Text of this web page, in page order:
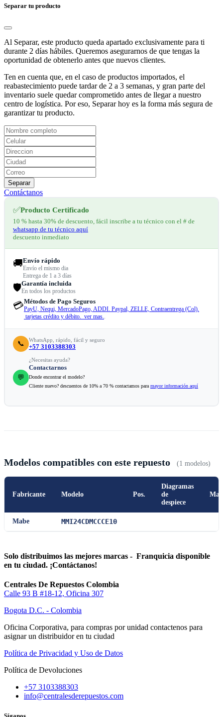
Separar tu producto
Al Separar, este producto queda apartado exclusivamente para ti
durante 2 días hábiles. Queremos asegurarnos de que tengas la
oportunidad de obtenerlo antes que nuevos clientes.
Ten en cuenta que, en el caso de productos importados, el
reabastecimiento puede tardar de 2 a 3 semanas, y gran parte del
inventario suele quedar comprometido antes de llegar a nuestro
centro de logística. Por eso, Separar hoy es la forma más segura de
garantizar tu producto.
Separar
Contáctanos
✅Producto Certificado
10 % hasta 30% de descuento, fácil inscribe a tu técnico con el # de
whatsapp de tu técnico aquí
descuento inmediato
🚚Envío rápido
Envío el mismo dia
Entrega de 1 a 3 días
🛡️Garantía incluida
En todos los productos
💳Métodos de Pago Seguros
PayU, Nequi, MercadoPago, ADDI. Paypal, ZELLE, Contraentrega (Col).
tarjetas crédito y débito. ver mas..
📞 WhatsApp, rápido, fácil y seguro
+57 3103388303
💬
¿Necesitas ayuda?
Contactarnos
Donde encontrar el modelo?
Cliente nuevo? descuentos de 10% a 70 % contactamos para mayor información aquí
Modelos compatibles con este repuesto (1 modelos)
Fabricante Modelo Pos.
Diagramas
de
despiece
Mabe MMI24CDMCCCE10
Solo distribuimos las mejores marcas - Franquicia disponible
en tu ciudad. ¡Contáctanos!
Centrales De Repuestos Colombia
Calle 93 B #18-12, Oficina 307
Bogota D.C. - Colombia
Oficina Corporativa, para compras por unidad contactenos para
asignar un distribuidor en tu ciudad
Política de Privacidad y Uso de Datos
Política de Devoluciones
+57 3103388303
info@centralesderepuestos.com
Síganos